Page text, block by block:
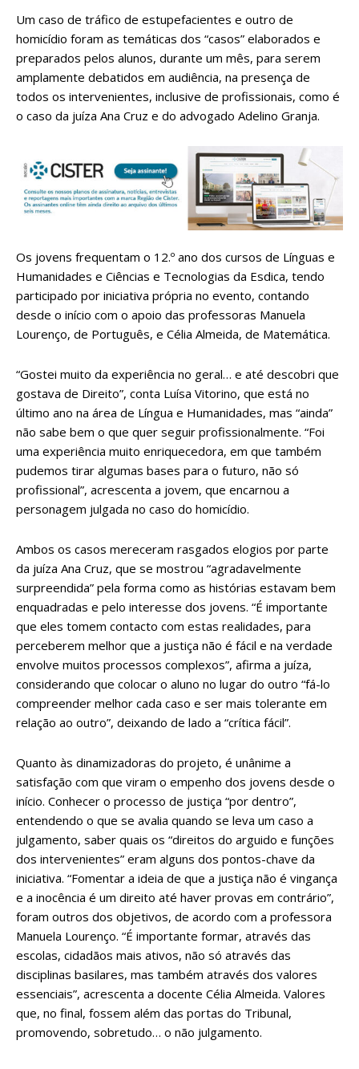
Um caso de tráfico de estupefacientes e outro de
homicídio foram as temáticas dos “casos” elaborados e
preparados pelos alunos, durante um mês, para serem
amplamente debatidos em audiência, na presença de
todos os intervenientes, inclusive de profissionais, como é
o caso da juíza Ana Cruz e do advogado Adelino Granja.
Os jovens frequentam o 12.º ano dos cursos de Línguas e
Humanidades e Ciências e Tecnologias da Esdica, tendo
participado por iniciativa própria no evento, contando
desde o início com o apoio das professoras Manuela
Lourenço, de Português, e Célia Almeida, de Matemática.
“Gostei muito da experiência no geral… e até descobri que
gostava de Direito”, conta Luísa Vitorino, que está no
último ano na área de Língua e Humanidades, mas “ainda”
não sabe bem o que quer seguir profissionalmente. “Foi
uma experiência muito enriquecedora, em que também
pudemos tirar algumas bases para o futuro, não só
profissional”, acrescenta a jovem, que encarnou a
personagem julgada no caso do homicídio.
Ambos os casos mereceram rasgados elogios por parte
da juíza Ana Cruz, que se mostrou “agradavelmente
surpreendida” pela forma como as histórias estavam bem
enquadradas e pelo interesse dos jovens. “É importante
que eles tomem contacto com estas realidades, para
perceberem melhor que a justiça não é fácil e na verdade
envolve muitos processos complexos”, afirma a juíza,
considerando que colocar o aluno no lugar do outro “fá-lo
compreender melhor cada caso e ser mais tolerante em
relação ao outro”, deixando de lado a “crítica fácil”.
Quanto às dinamizadoras do projeto, é unânime a
satisfação com que viram o empenho dos jovens desde o
início. Conhecer o processo de justiça “por dentro”,
entendendo o que se avalia quando se leva um caso a
julgamento, saber quais os “direitos do arguido e funções
dos intervenientes” eram alguns dos pontos-chave da
iniciativa. “Fomentar a ideia de que a justiça não é vingança
e a inocência é um direito até haver provas em contrário”,
foram outros dos objetivos, de acordo com a professora
Manuela Lourenço. “É importante formar, através das
escolas, cidadãos mais ativos, não só através das
disciplinas basilares, mas também através dos valores
essenciais”, acrescenta a docente Célia Almeida. Valores
que, no final, fossem além das portas do Tribunal,
promovendo, sobretudo… o não julgamento.